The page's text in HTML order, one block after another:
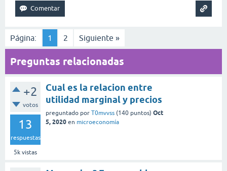
Página: 1 2 Siguiente »
Preguntas relacionadas
+2
votos
13
respuestas
5k vistas
Cual es la relacion entre
utilidad marginal y precios
preguntado por T0mvvss (140 puntos) Oct
5, 2020 en microeconomía